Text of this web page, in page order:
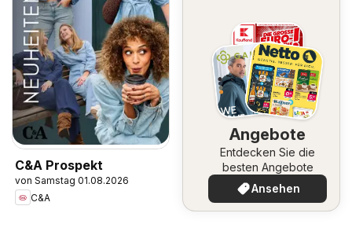
C&A Prospekt
von Samstag 01.08.2026
C&A
Angebote
Entdecken Sie die
besten Angebote
Ansehen